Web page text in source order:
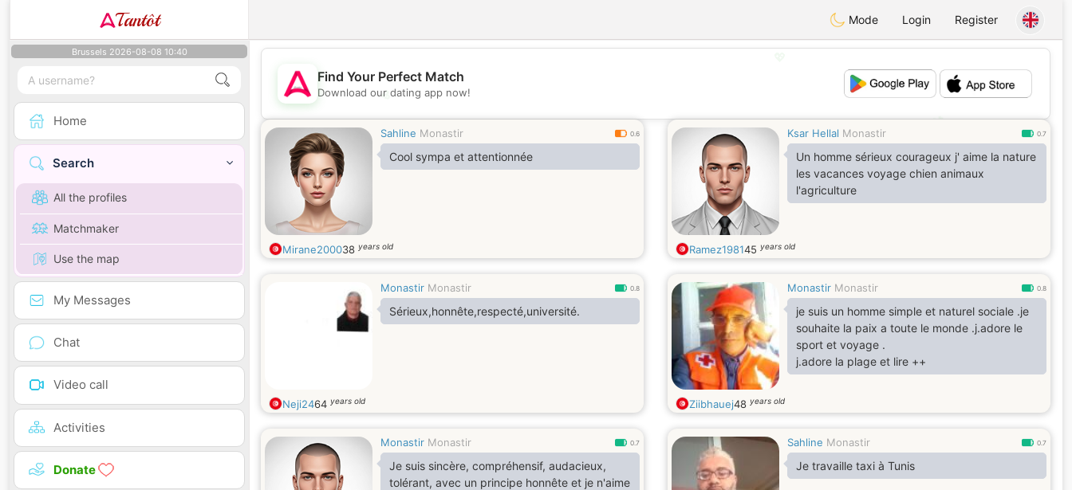
Tantôt Mode Login Register
Brussels 2026-08-08 10:40
Home
Search
All the profiles
Matchmaker
Use the map
My Messages
Chat
Video call
Activities
Donate
💖
💕
💕
Find Your Perfect Match
Download our dating app now!
Sahline Monastir 0.6
Cool sympa et attentionnée
Mirane200038 years old
Ksar Hellal Monastir 0.7
Un homme sérieux courageux j' aime la nature
les vacances voyage chien animaux
l'agriculture
Ramez198145 years old
Monastir Monastir 0.8
Sérieux,honnête,respecté,université.
Neji2464 years old
Monastir Monastir 0.8
je suis un homme simple et naturel sociale .je
souhaite la paix a toute le monde .j.adore le
sport et voyage .
j.adore la plage et lire ++
Ziibhauej48 years old
Monastir Monastir 0.7
Je suis sincère, compréhensif, audacieux,
tolérant, avec un principe honnête et je n'aime
Sahline Monastir 0.7
Je travaille taxi à Tunis